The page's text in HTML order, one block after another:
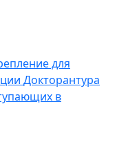
для
Докторантура
в